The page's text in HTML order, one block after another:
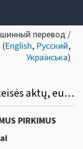
перевод /
(English, Русский,
Українська)
Konsultavimo paslaugų dėl teisės aktų, europinio e.Invoicing standarto analizės ir e.kvito standarto parengimo viešasis pirkimas
PIRKIMUS